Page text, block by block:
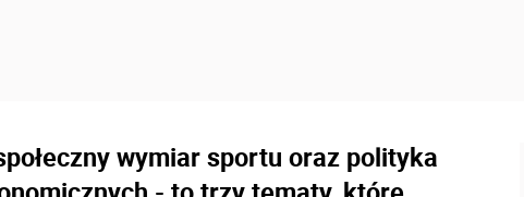
wymiar sportu oraz polityka